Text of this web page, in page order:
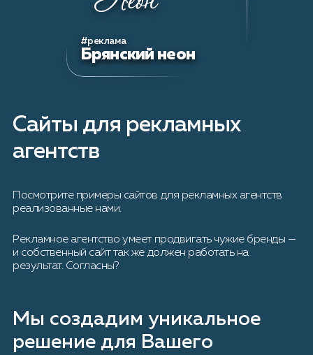
#реклама
Брянский неон
Сайты для рекламных
агентств
Посмотрите примеры сайтов для рекламных агентств
реализованные нами.
Рекламное агентство умеет продвигать чужие бренды —
и собственный сайт так же должен работать на
результат. Согласны?
Мы создадим уникальное
решение для Вашего